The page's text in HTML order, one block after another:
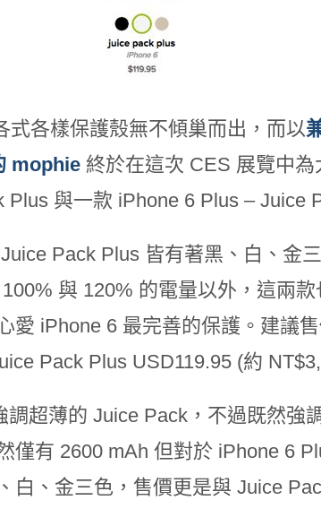
式各樣保護殼無不傾巢而出，而以
mophie 終於在這次 CES 展覽中
與一款 iPhone 6 Plus – Juice
Pack Plus 皆有著黑、白、金
與 120% 的電量以外，這兩
愛 iPhone 6 最完善的保護。建議
Pack Plus USD119.95 (約
超薄的 Juice Pack，不過既然強
僅有 2600 mAh 但對於 iPhone 6
白、金三色，售價更是與 Juice